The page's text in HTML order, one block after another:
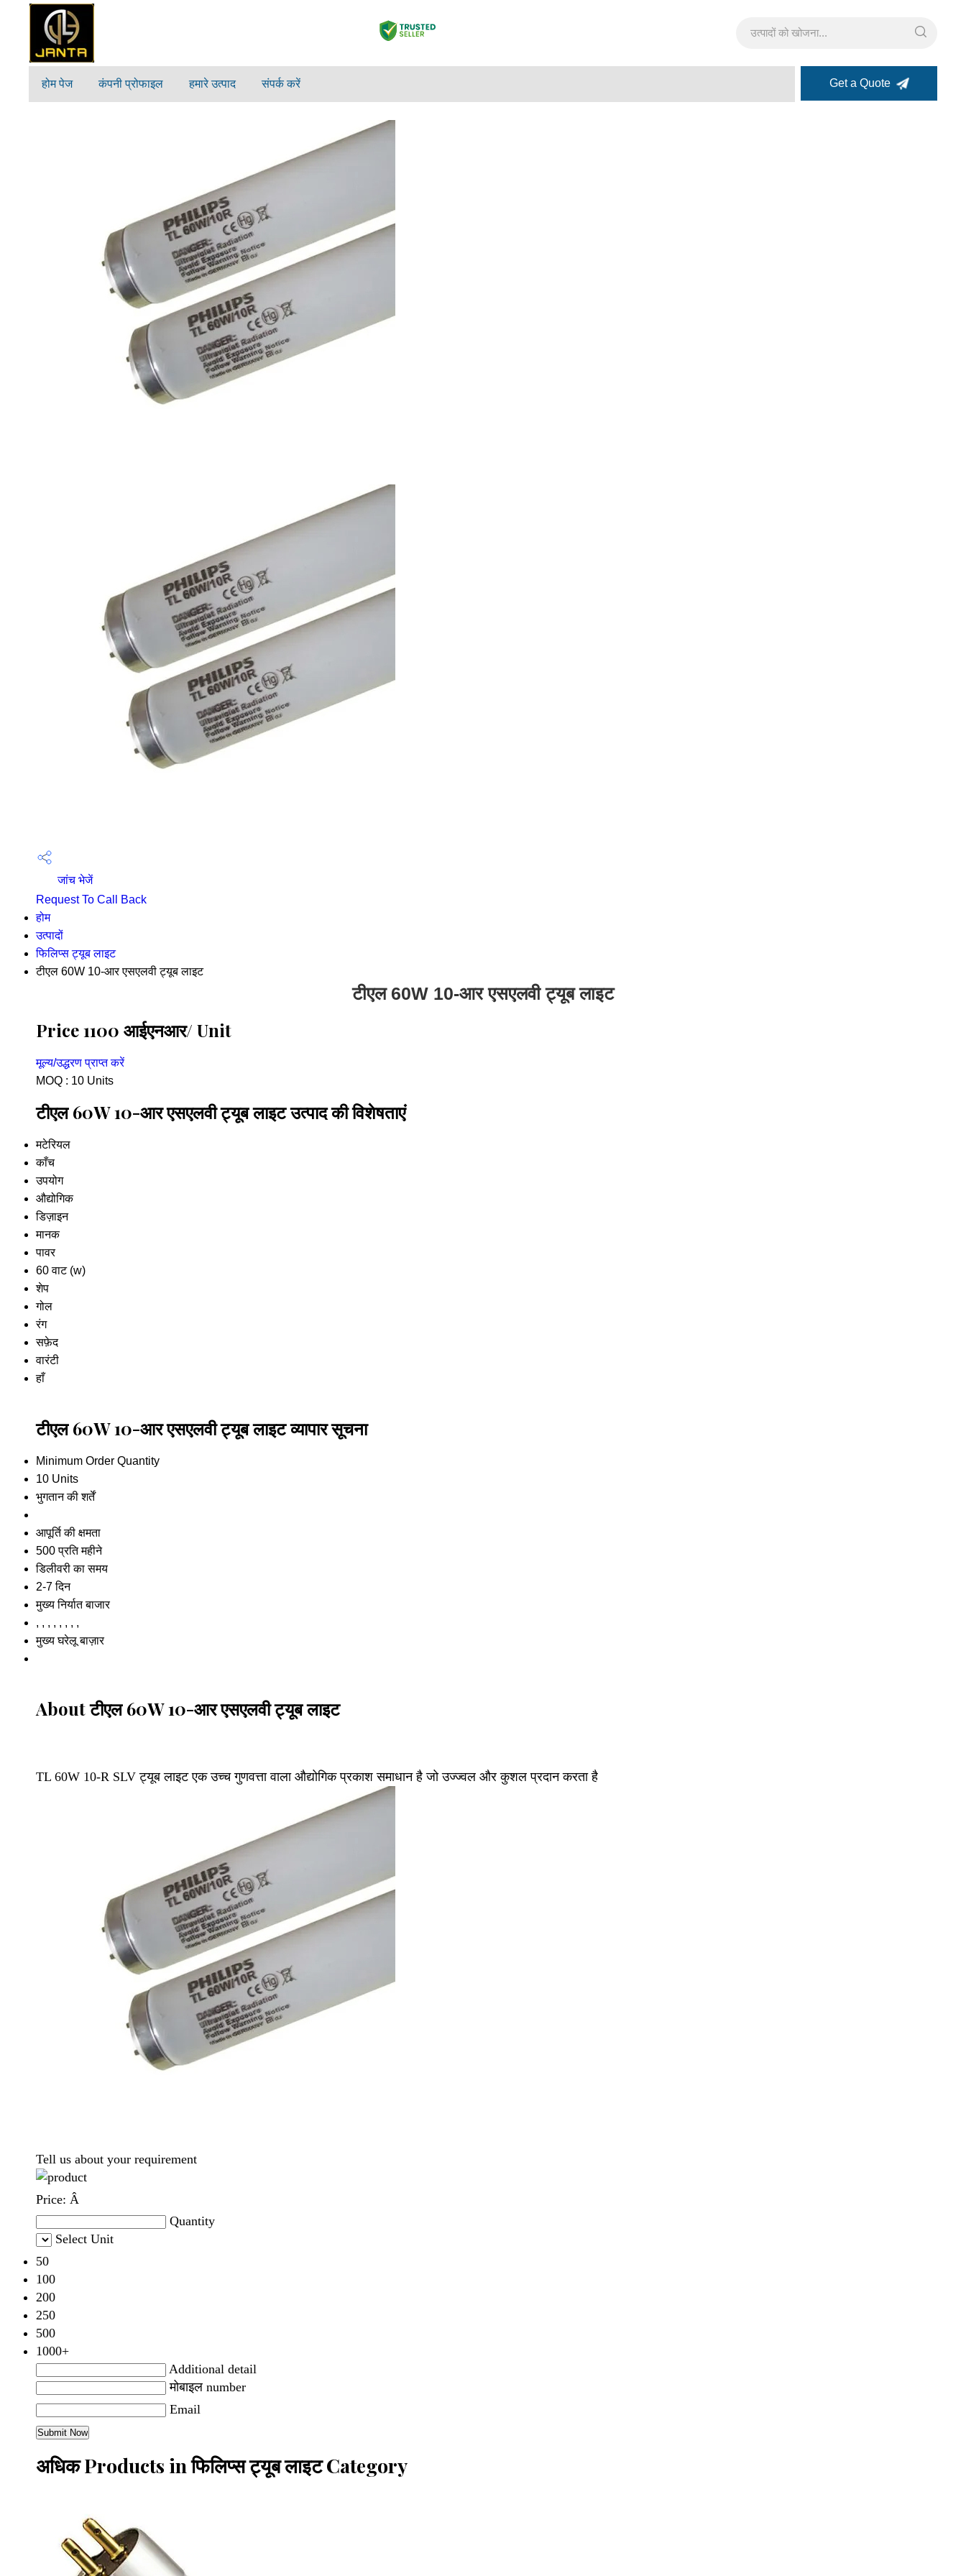
होम पेज कंपनी प्रोफाइल हमारे उत्पाद संपर्क करें Get a Quote
जांच भेजें
Request To Call Back
होम
उत्पादों
फिलिप्स ट्यूब लाइट
टीएल 60W 10-आर एसएलवी ट्यूब लाइट
टीएल 60W 10-आर एसएलवी ट्यूब लाइट
Price 1100 आईएनआर/ Unit
मूल्य/उद्धरण प्राप्त करें
MOQ : 10 Units
टीएल 60W 10-आर एसएलवी ट्यूब लाइट उत्पाद की विशेषताएं
मटेरियल
काँच
उपयोग
औद्योगिक
डिज़ाइन
मानक
पावर
60 वाट (w)
शेप
गोल
रंग
सफ़ेद
वारंटी
हाँ
टीएल 60W 10-आर एसएलवी ट्यूब लाइट व्यापार सूचना
Minimum Order Quantity
10 Units
भुगतान की शर्तें
आपूर्ति की क्षमता
500 प्रति महीने
डिलीवरी का समय
2-7 दिन
मुख्य निर्यात बाजार
, , , , , , , ,
मुख्य घरेलू बाज़ार
About टीएल 60W 10-आर एसएलवी ट्यूब लाइट
TL 60W 10-R SLV ट्यूब लाइट एक उच्च गुणवत्ता वाला औद्योगिक प्रकाश समाधान है जो उज्ज्वल और कुशल प्रदान करता है
Tell us about your requirement
Price: Â
Quantity
Select Unit
50
100
200
250
500
1000+
Additional detail
मोबाइल number
Email
अधिक Products in फिलिप्स ट्यूब लाइट Category